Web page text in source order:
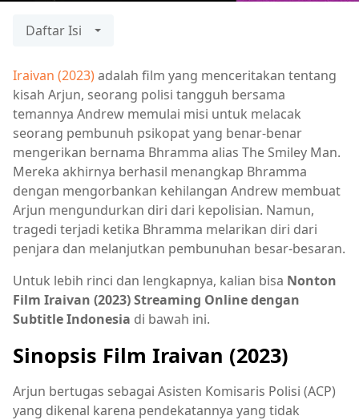
Daftar Isi
Iraivan (2023)adalah film yang menceritakan tentang
kisah Arjun, seorang polisi tangguh bersama
temannya Andrew memulai misi untuk melacak
seorang pembunuh psikopat yang benar-benar
mengerikan bernama Bhramma alias The Smiley Man.
Mereka akhirnya berhasil menangkap Bhramma
dengan mengorbankan kehilangan Andrew membuat
Arjun mengundurkan diri dari kepolisian. Namun,
tragedi terjadi ketika Bhramma melarikan diri dari
penjara dan melanjutkan pembunuhan besar-besaran.
Untuk lebih rinci dan lengkapnya, kalian bisa Nonton
Film Iraivan (2023) Streaming Online dengan
Subtitle Indonesia di bawah ini.
Sinopsis Film Iraivan (2023)
Arjun bertugas sebagai Asisten Komisaris Polisi (ACP)
yang dikenal karena pendekatannya yang tidak